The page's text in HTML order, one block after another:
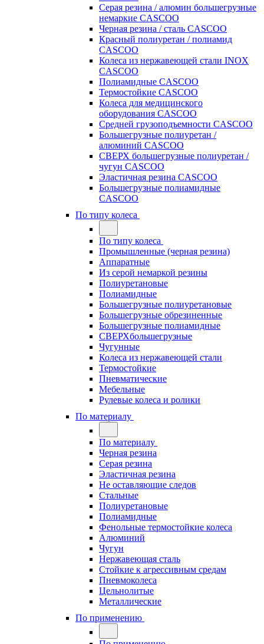
Серая резина / алюмин большегрузные
немаркие CASCOO
Черная резина / сталь CASCOO
Красный полиуретан / полиамид
CASCOO
Колеса из нержавеющей стали INOX
CASCOO
Полиамидные CASCOO
Термостойкие CASCOO
Колеса для медицинского
оборудования CASCOO
Средней грузоподъемности CASCOO
Большегрузные полиуретан /
алюминий CASCOO
СВЕРХ большегрузные полиуретан /
чугун CASCOO
Эластичная резина CASCOO
Большегрузные полиамидные
CASCOO
По типу колеса
По типу колеса
Промышленные (черная резина)
Аппаратные
Из серой немаркой резины
Полиуретановые
Полиамидные
Большегрузные полиуретановые
Большегрузные обрезиненные
Большегрузные полиамидные
СВЕРХбольшегрузные
Чугунные
Колеса из нержавеющей стали
Термостойкие
Пневматические
Мебельные
Рулевые колеса и ролики
По материалу
По материалу
Черная резина
Серая резина
Эластичная резина
Не оставляющие следов
Стальные
Полиуретановые
Полиамидные
Фенольные термостойкие колеса
Алюминий
Чугун
Нержавеющая сталь
Стойкие к агрессивным средам
Пневмоколеса
Цельнолитые
Металлические
По применению